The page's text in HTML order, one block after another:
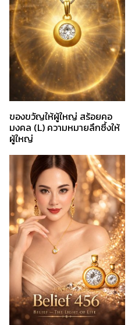
ของขวัญให้ผู้ใหญ่ สร้อยคอ
มงคล (L) ความหมายลึกซึ้งให้
ผู้ใหญ่